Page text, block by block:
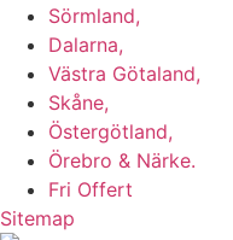
Sörmland,
Dalarna,
Västra Götaland,
Skåne,
Östergötland,
Örebro & Närke.
Fri Offert
Sitemap